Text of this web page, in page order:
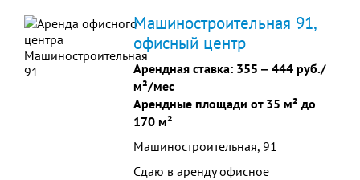
парковка.
Машиностроительная 91,
офисный центр
Арендная ставка: 355 ‒ 444 руб./
м²/мес
Арендные площади от 35 м² до
170 м²
Машиностроительная, 91
Сдаю в аренду офисное